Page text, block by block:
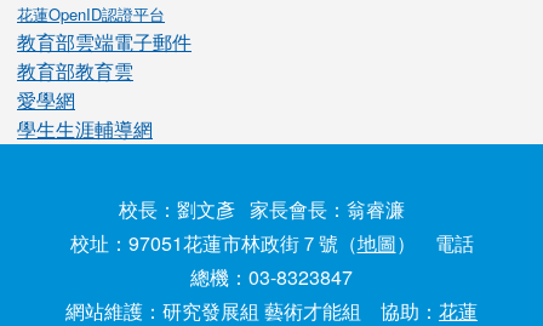
花蓮OpenID認證平台
教育部雲端電子郵件
教育部教育雲
愛學網
學生生涯輔導網
校長：劉文彥 家長會長：翁睿濂
校址：97051花蓮市林政街７號（地圖） 電話
總機：03-8323847
網站維護：研究發展組 藝術才能組 協助： 花蓮